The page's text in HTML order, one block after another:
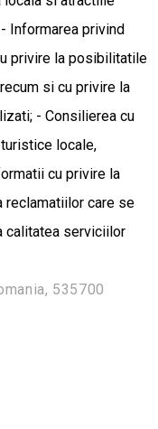
Informarea privind
privire la posibilitatile
si cu privire la
- Consilierea cu
locale,
cu privire la
reclamatiilor care se
calitatea serviciilor
535700